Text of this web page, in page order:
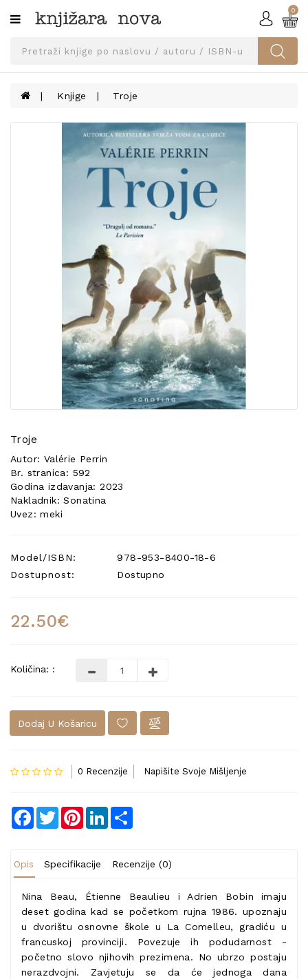
Kategorije
SVEUČILIŠNA
UDŽBENICI
KNJIGE
PRIBOR
0
Knjige Troje
Troje
Autor: Valérie Perrin
Br. stranica: 592
Godina izdavanja: 2023
Nakladnik: Sonatina
Uvez: meki
Model/ISBN:
978-953-8400-18-6
Dostupnost:
Dostupno
22.50€
Količina: :
Dodaj U Košaricu
0 Recenzije Napišite Svoje Mišljenje
Facebook
TwitterPinterestLinkedIn
Opis Specifikacije Recenzije (0)
Nina Beau, Étienne Beaulieu i Adrien Bobin imaju
deset godina kad se početkom rujna 1986. upoznaju
u dvorištu osnovne škole u La Comelleu, gradiću u
francuskoj provinciji. Povezuje ih podudarnost -
početno slovo njihovih prezimena. No ubrzo postaju
nerazdvojni. Zavjetuju se da će jednoga dana